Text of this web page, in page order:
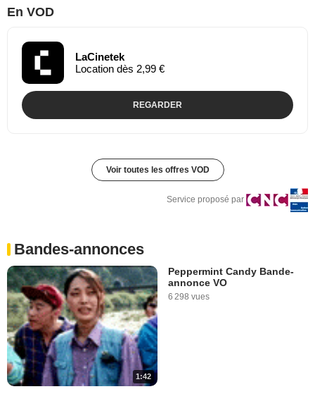
En VOD
LaCinetek
Location dès 2,99 €
REGARDER
Voir toutes les offres VOD
Service proposé par
Bandes-annonces
1:42
Peppermint Candy Bande-
annonce VO
6 298 vues